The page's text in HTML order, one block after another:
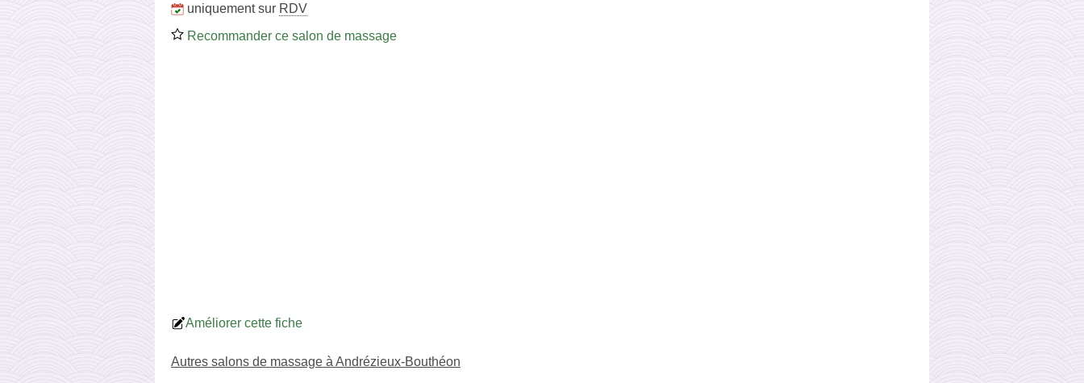
uniquement sur RDV
Recommander ce salon de massage
Améliorer cette fiche
Autres salons de massage à Andrézieux-Bouthéon